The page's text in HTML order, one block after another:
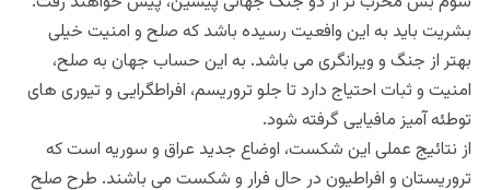
بشریت باید به این وافعیت رسیده باشد که صلح و امنیت خیلی
بهتر از جنگ و ویرانگری می باشد. به این حساب جهان به صلح،
امنیت و ثبات احتیاج دارد تا جلو تروریسم، افراطگرایی و تیوری های
توطئه آمیز مافیایی گرفته شود.
از نتائیج عملی این شکست، اوضاع جدید عراق و سوریه است که
تروریستان و افراطیون در حال فرار و شکست می باشند. طرح صلح